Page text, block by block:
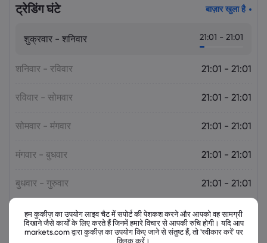
ट्रेडिंग घंटे बाज़ार खुला है
शुक्रवार - शनिवार 21:01 - 21:01
शनिवार - रविवार 21:01 - 21:01
रविवार - सोमवार 21:01 - 21:01
सोमवार - मंगवार 21:01 - 21:01
मंगवार - बुधवार 21:01 - 21:01
बुधवार - गुरुवार 21:01 - 21:01
गुरुवार - शुक्रवार 21:01 - 21:01
हम कुकीज़ का उपयोग लाइव चैट में सपोर्ट की पेशकश करने और आपको वह सामग्री
दिखाने जैसे कार्यों के लिए करते हैं जिनमें हमारे विचार से आपकी रुचि होगी। यदि आप
markets.com द्वारा कुकीज़ का उपयोग किए जाने से संतुष्ट हैं, तो 'स्वीकार करें' पर
क्लिक करें।